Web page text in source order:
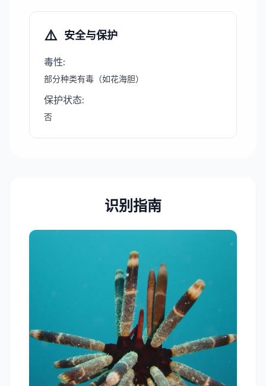
⚠️ 安全与保护
毒性:
部分种类有毒（如花海胆）
保护状态:
否
识别指南